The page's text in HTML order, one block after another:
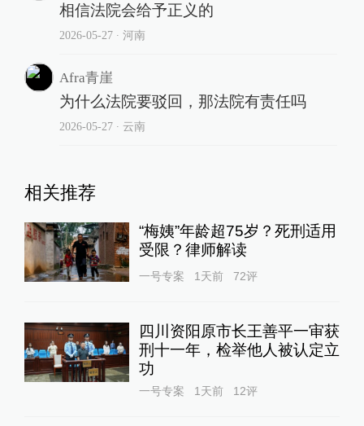
相信法院会给予正义的
2026-05-27∙ 河南
Afra青崖
为什么法院要驳回，那法院有责任吗
2026-05-27∙ 云南
相关推荐
“梅姨”年龄超75岁？死刑适用
受限？律师解读
一号专案 1天前 72评
四川资阳原市长王善平一审获
刑十一年，检举他人被认定立
功
一号专案 1天前 12评